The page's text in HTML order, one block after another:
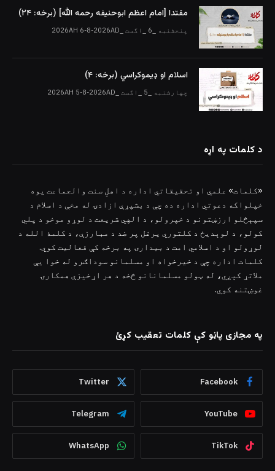
مقتدا [امام اعظم ابوحنیفه رحمه الله‎] (برخه: ۲۴)
پنجشنبه _6 _اگست _2026AH 6-8-2026AD
اسلام او ډیموکراسي (برخه: ۴)
چهارشنبه _5 _اگست _2026AH 5-8-2026AD
د کلمات په اړه
«کلمات» علمي او تحقیقاتي اداره د اهلِ سنت والجماعت یوه
خپلواکه دعوتي اداره ده چې د بشپړې ازادۍ له مخې د اسلام د
سپېڅلو ارزښتونو د خپرولو، د الهي شریعت د لوړو موخو د پلي
کولو، د لوېدیځ د کلتوري یرغل پر ضد د مبارزې، د کلمۀ الله د
لوړولو او د اسلامي امت د بیدارۍ په برخه کې فعالیت کوي.
کلمات اداره چې د خیرخواه او مسلمانو سوداګرو له خوا یې
ملاتړ کېږي، له ټولو مسلمانانو څخه د هر اړخیزې همکارۍ
غوښتنه کوي.
په مجازی پاڼو کې کلمات تعقیب کړئ
Facebook
Twitter
YouTube
Telegram
TikTok
WhatsApp